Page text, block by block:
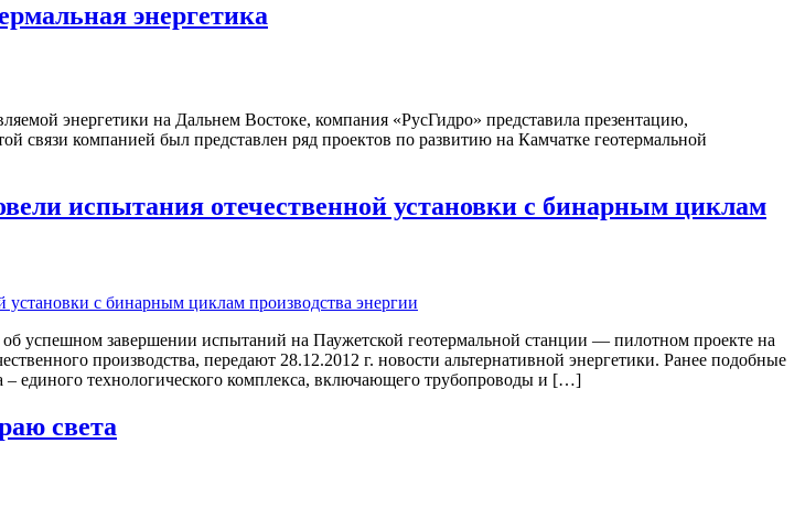
энергетика
на Дальнем Востоке, компания «РусГидро» представила презентацию,
связи компанией был представлен ряд проектов по развитию на Камчатке геотермальной
испытания отечественной установки с бинарным циклам
успешном завершении испытаний на Паужетской геотермальной станции — пилотном проекте на
производства, передают 28.12.2012 г. новости альтернативной энергетики. Ранее подобные
– единого технологического комплекса, включающего трубопроводы и […]
света